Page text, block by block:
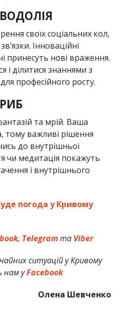
своїх соціальних кол,
Інноваційні
принесуть нові враження.
і ділитися знаннями з
професійного росту.
та мрій. Ваша
тому важливі рішення
до внутрішньої
чи медитація покажуть
і внутрішнього
погода у Кривому
, Telegramта Viber
ситуацій у Кривому
нам уFacebook
Олена Шевченко